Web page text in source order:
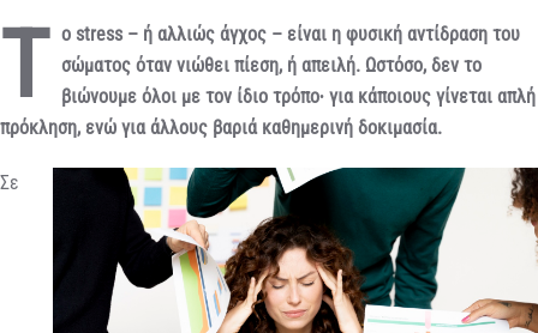
Τ ο stress – ή αλλιώς άγχος – είναι η φυσική αντίδραση του
σώματος όταν νιώθει πίεση, ή απειλή. Ωστόσο, δεν το
βιώνουμε όλοι με τον ίδιο τρόπο∙ για κάποιους γίνεται απλή
πρόκληση, ενώ για άλλους βαριά καθημερινή δοκιμασία.
Σε